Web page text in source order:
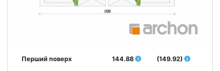
Перший поверх 144.88 (149.92)